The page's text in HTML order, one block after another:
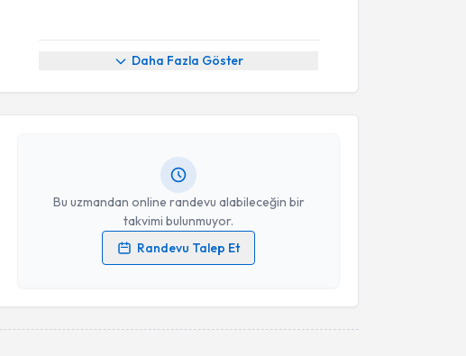
Daha Fazla Göster
Bu uzmandan online randevu alabileceğin bir
takvimi bulunmuyor.
Randevu Talep Et
Randevu Takvimi Talebi
Kişisel verilerimin işlenmesine ilişkinAydınlatma Metni
işlenmesini kabul ediyorum.